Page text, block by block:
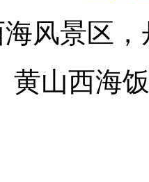
风景区
黄山西